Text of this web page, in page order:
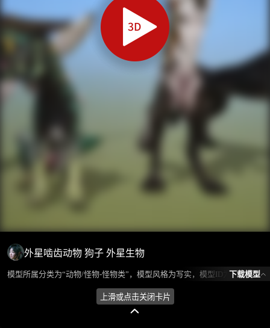
外星啮齿动物 狗子 外星生物
模型所属分类为“动物/怪物-怪物类”，模型风格为写实，模型ID为102281，本模型由设计师 放羊娃的春天 在2024-09-22 12:45:56上传，含.fbx，.gltf相关源文件下载格式，点数为26832，面数为45168，材质数为7，贴图数为11，CG美术之家持续为您更新与数字孪生、影视动画和游戏VR等相关优质资源。
下载模型
上滑或点击关闭卡片